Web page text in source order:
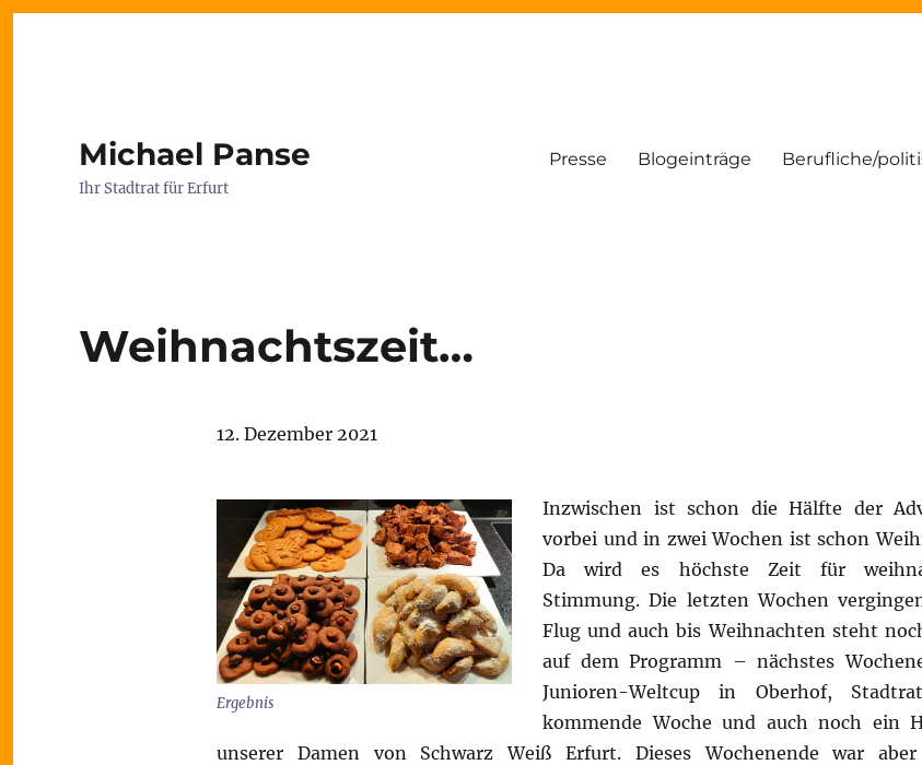
Michael Panse
Ihr Stadtrat für Erfurt
Presse Blogeinträge Berufliche/
Weihnachtszeit…
12. Dezember 2021
Ergebnis
Inzwischen ist schon die Hälfte der
vorbei und in zwei Wochen ist schon
Da wird es höchste Zeit für
Stimmung. Die letzten Wochen
Flug und auch bis Weihnachten steht
auf dem Programm – nächstes
Junioren-Weltcup in Oberhof,
kommende Woche und auch noch ein
unserer Damen von Schwarz Weiß Erfurt. Dieses Wochenende war